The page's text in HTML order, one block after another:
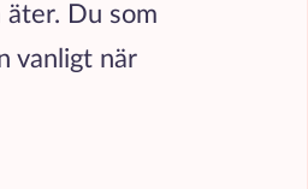
äter. Du som
vanligt när